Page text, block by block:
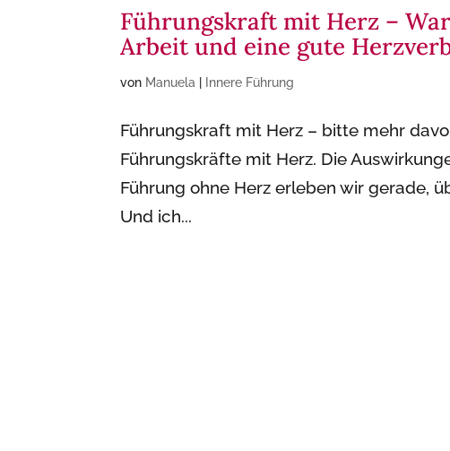
Führungskraft mit Herz –
Arbeit und eine gute
von Manuela Innere Führung
Führungskraft mit Herz – bitte mehr
Führungskräfte mit Herz. Die
Führung ohne Herz erleben wir gerade,
Und ich...